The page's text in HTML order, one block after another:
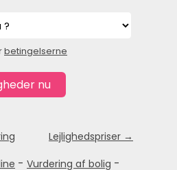
betingelserne
Lejlighedspriser →
- Vurdering af bolig -